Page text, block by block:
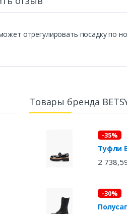
отрегулировать посадку по
Товары бренда
-35%
2
-30%